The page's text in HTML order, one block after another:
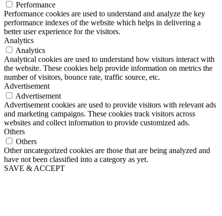
Performance
Performance cookies are used to understand and analyze the key
performance indexes of the website which helps in delivering a
better user experience for the visitors.
Analytics
Analytics
Analytical cookies are used to understand how visitors interact with
the website. These cookies help provide information on metrics the
number of visitors, bounce rate, traffic source, etc.
Advertisement
Advertisement
Advertisement cookies are used to provide visitors with relevant ads
and marketing campaigns. These cookies track visitors across
websites and collect information to provide customized ads.
Others
Others
Other uncategorized cookies are those that are being analyzed and
have not been classified into a category as yet.
SAVE & ACCEPT